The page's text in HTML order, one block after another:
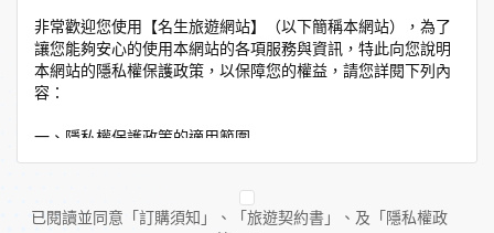
非常歡迎您使用【名生旅遊網站】（以下簡稱本網站），為了
讓您能夠安心的使用本網站的各項服務與資訊，特此向您說明
本網站的隱私權保護政策，以保障您的權益，請您詳閱下列內
容：
一、隱私權保護政策的適用範圍
隱私權保護政策內容，包括本網站如何處理在您使用網站服務
外的相關連結網站，也不適用於非本網站所委託或參與管理的
人員。
已閱讀並同意「訂購須知」、「旅遊契約書」、及「隱私權政